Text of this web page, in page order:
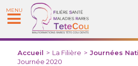
MENU
Accueil > La Filière > Journées
Journée 2020